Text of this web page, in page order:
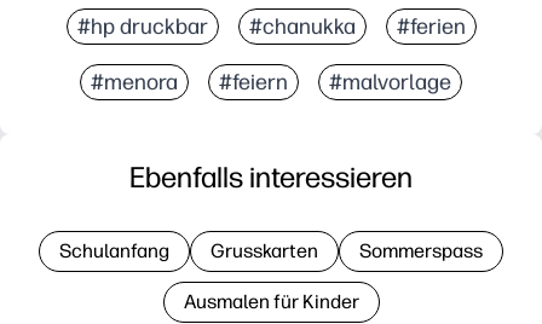
#hp druckbar #chanukka #ferien
#menora #feiern #malvorlage
Ebenfalls interessieren
Schulanfang Grusskarten Sommerspass
Ausmalen für Kinder